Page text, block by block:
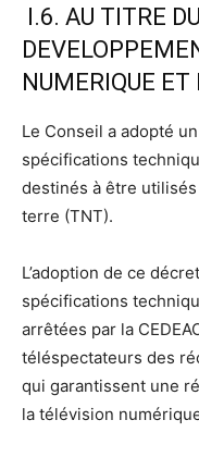
I.6. AU TITRE
NUMERIQUE ET
Le Conseil a adopté
spécifications
destinés à être
terre (TNT).
L’adoption de ce
spécifications
arrêtées par la
téléspectateurs des
qui garantissent une
la télévision